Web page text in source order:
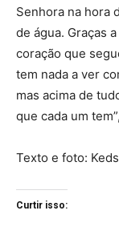
Senhora na hora
de água. Graças
coração que
tem nada a ver
mas acima de
que cada um
Texto e foto:
Curtir isso: